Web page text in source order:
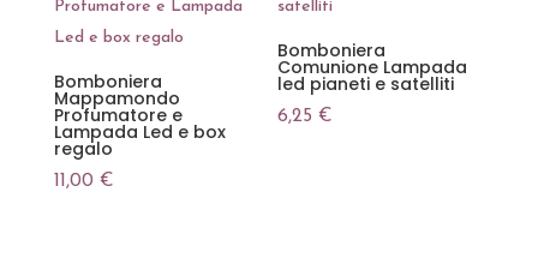
Bomboniera
Mappamondo
Profumatore e
Lampada Led e box
regalo
11,00 €
Bomboniera
Comunione Lampada
led pianeti e satelliti
6,25€